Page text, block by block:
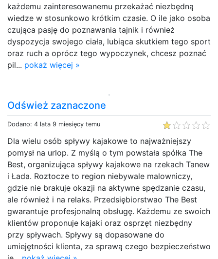
każdemu zainteresowanemu przekażać niezbędną
wiedze w stosunkowo krótkim czasie. O ile jako osoba
czująca pasję do poznawania tajnik i również
dyspozycja swojego ciała, lubiąca skutkiem tego sport
oraz ruch a oprócz tego wypoczynek, chcesz poznać
pil... pokaż więcej »
Odśwież zaznaczone
Dodano: 4 lata 9 miesięcy temu
Dla wielu osób spływy kajakowe to najważniejszy
pomysł na urlop. Z myślą o tym powstała spółka The
Best, organizująca spływy kajakowe na rzekach Tanew
i Łada. Roztocze to region niebywale malowniczy,
gdzie nie brakuje okazji na aktywne spędzanie czasu,
ale również i na relaks. Przedsiębiorstwao The Best
gwarantuje profesjonalną obsługę. Każdemu ze swoich
klientów proponuje kajaki oraz osprzęt niezbędny
przy spływach. Spływy są dopasowane do
umiejętności klienta, za sprawą czego bezpieczeństwo